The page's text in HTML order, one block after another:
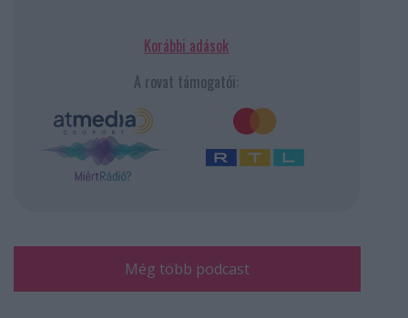
Korábbi adások
A rovat támogatói:
Még több podcast